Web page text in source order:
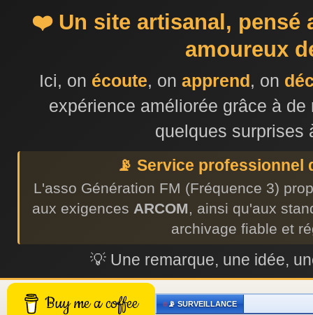
❤️ Un site artisanal, pensé
amoureux
Ici, on écoute, on apprend , on
expérience améliorée grâce à
quelques surprises
📡 Service professionnel
L'asso Génération FM (Fréquence 3)
aux exigences ARCOM, ainsi qu'aux
archivage fiable et
💡 Une remarque, une idée,
Buy me a coffee 📡 SURVEILLANCE